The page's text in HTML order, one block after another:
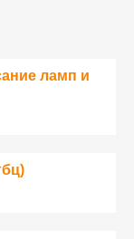
ламп и